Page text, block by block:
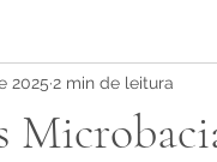
2025 2 min de leitura